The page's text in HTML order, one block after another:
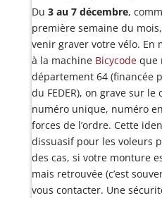
Du 3 au 7 décembre,
première semaine du
venir graver votre vélo. En
à la machine Bicycodeque
département 64 (financée
du FEDER), on grave sur
numéro unique, numéro
forces de l’ordre. Cette
dissuasif pour les voleurs
des cas, si votre monture
mais retrouvée (c’est
vous contacter. Une